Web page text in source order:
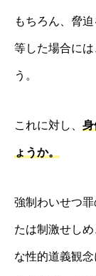
もちろん、脅
等した場合に
う。
これに対し、 身
ょうか。
強制わいせつ
たは制激せし
な性的道義観